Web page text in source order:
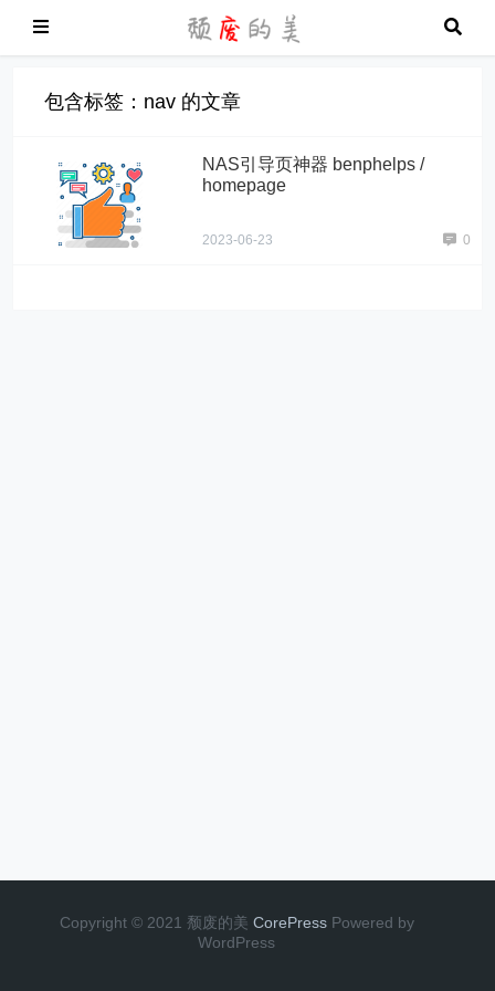
包含标签：nav 的文章
NAS引导页神器 benphelps /
homepage
2023-06-23 0
Copyright © 2021 颓废的美 CorePress Powered by
WordPress